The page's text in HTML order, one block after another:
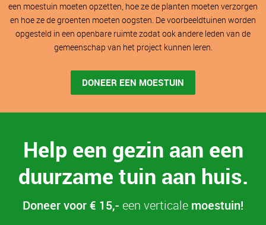
een moestuin moeten opzetten, hoe ze de planten moeten verzorgen
en hoe ze de groenten moeten oogsten. De voorbeeldtuinen worden
opgesteld in een openbare ruimte zodat ook andere leden van de
gemeenschap van het project kunnen leren.
DONEER EEN MOESTUIN
Help een gezin aan een
duurzame tuin aan huis.
Doneer voor € 15,- een verticale moestuin!